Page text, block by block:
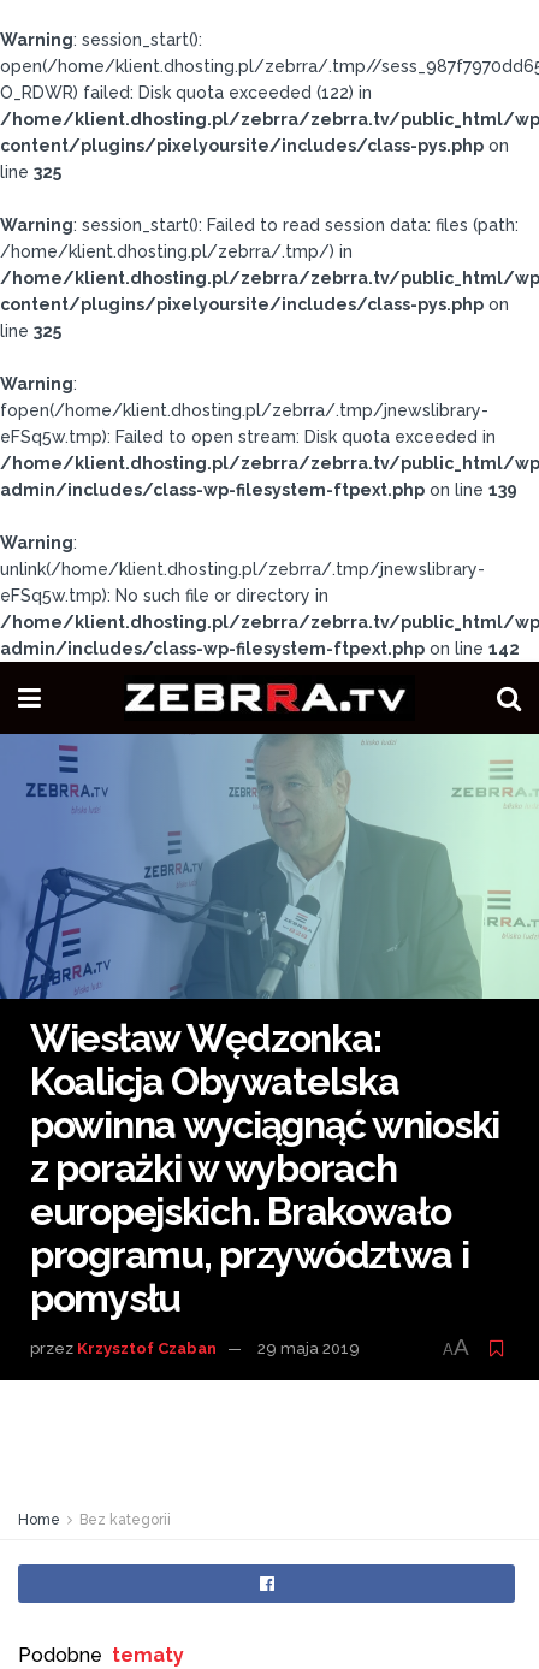
Warning: session_start():
open(/home/klient.dhosting.pl/zebrra/.tmp//
O_RDWR) failed: Disk quota exceeded (122) in
/home/klient.dhosting.pl/zebrra/zebrra.tv/public_html/
content/plugins/pixelyoursite/includes/class-pys.php on
line 325
Warning: session_start(): Failed to read session data: files (path:
/home/klient.dhosting.pl/zebrra/.tmp/) in
/home/klient.dhosting.pl/zebrra/zebrra.tv/public_html/
content/plugins/pixelyoursite/includes/class-pys.php on
line 325
Warning:
fopen(/home/klient.dhosting.pl/zebrra/.tmp/jnewslibrary-
eFSq5w.tmp): Failed to open stream: Disk quota exceeded in
/home/klient.dhosting.pl/zebrra/zebrra.tv/public_html/
admin/includes/class-wp-filesystem-ftpext.php on line 139
Warning:
unlink(/home/klient.dhosting.pl/zebrra/.tmp/jnewslibrary-
eFSq5w.tmp): No such file or directory in
/home/klient.dhosting.pl/zebrra/zebrra.tv/public_html/
admin/includes/class-wp-filesystem-ftpext.php on line 142
Wiesław Wędzonka:
Koalicja Obywatelska
powinna wyciągnąć wnioski
z porażki w wyborach
europejskich. Brakowało
programu, przywództwa i
pomysłu
przez Krzysztof Czaban 29 maja 2019 AA
Home Bez kategorii
Podobne tematy